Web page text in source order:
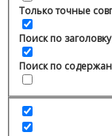
Только точные
Поиск по заголовку
Поиск по